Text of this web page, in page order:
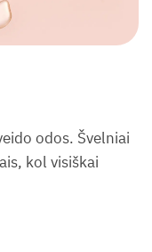
odos. Švelniai
kol visiškai